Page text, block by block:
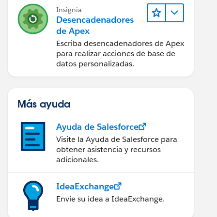
== 'Reset' &&
Insignia
Desencadenadores
de Apex
Escriba desencadenadores de Apex
para realizar acciones de base de
datos personalizadas.
Más ayuda
Ayuda de Salesforce
Visite la Ayuda de Salesforce para
obtener asistencia y recursos
adicionales.
IdeaExchange
Envíe su idea a IdeaExchange.